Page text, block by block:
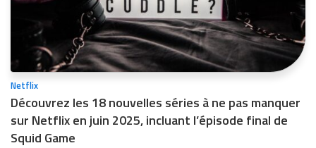
Netflix
Découvrez les 18 nouvelles séries à ne pas manquer
sur Netflix en juin 2025, incluant l’épisode final de
Squid Game